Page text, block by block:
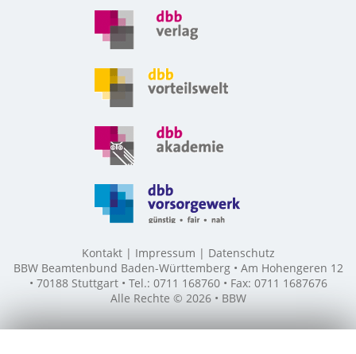
Kontakt Impressum
Datenschutz
BBW Beamtenbund Baden-Württemberg • Am Hohengeren 12
• 70188 Stuttgart • Tel.: 0711 168760 • Fax: 0711 1687676
Alle Rechte © 2026 • BBW